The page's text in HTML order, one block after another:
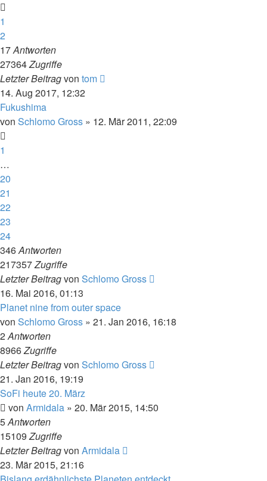
1
2
17Antworten
27364Zugriffe
Letzter Beitragvon tom
14. Aug 2017, 12:32
Fukushima
von Schlomo Gross » 12. Mär 2011, 22:09
1
…
20
21
22
23
24
346Antworten
217357Zugriffe
Letzter Beitragvon Schlomo Gross
16. Mai 2016, 01:13
Planet nine from outer space
von Schlomo Gross » 21. Jan 2016, 16:18
2Antworten
8966Zugriffe
Letzter Beitragvon Schlomo Gross
21. Jan 2016, 19:19
SoFi heute 20. März
von Armidala » 20. Mär 2015, 14:50
5Antworten
15109Zugriffe
Letzter Beitragvon Armidala
23. Mär 2015, 21:16